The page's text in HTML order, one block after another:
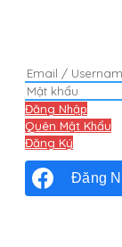
Đăng Nhập
Quên Mật Khẩu
Đăng Ký
Đăng